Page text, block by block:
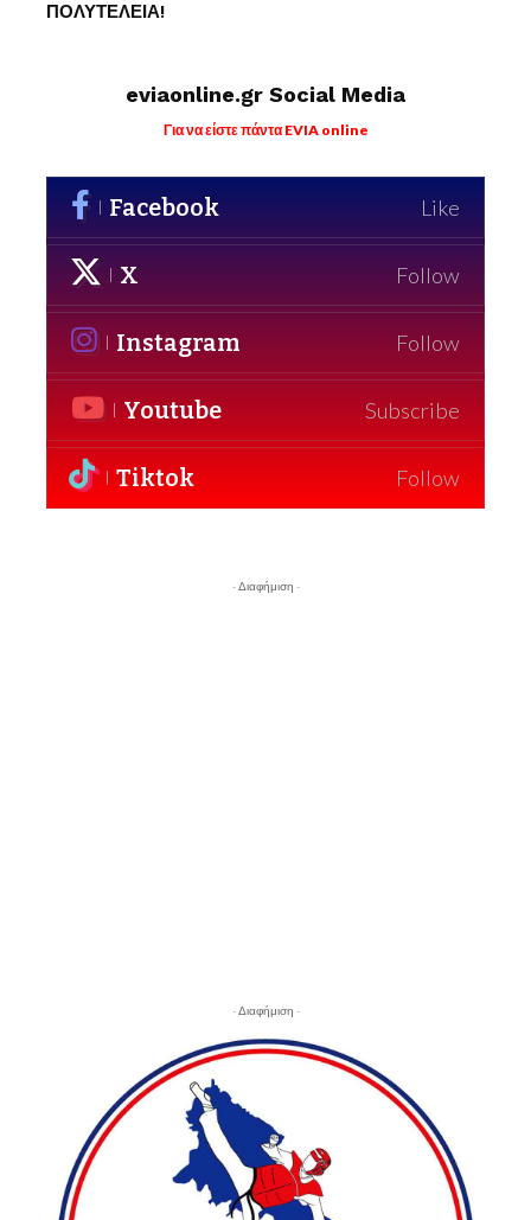
ΠΟΛΥΤΕΛΕΙΑ!
eviaonline.gr Social Media
Για να είστε πάντα EVIA online
Facebook Like
X Follow
Instagram Follow
Youtube Subscribe
Tiktok Follow
- Διαφήμιση -
- Διαφήμιση -